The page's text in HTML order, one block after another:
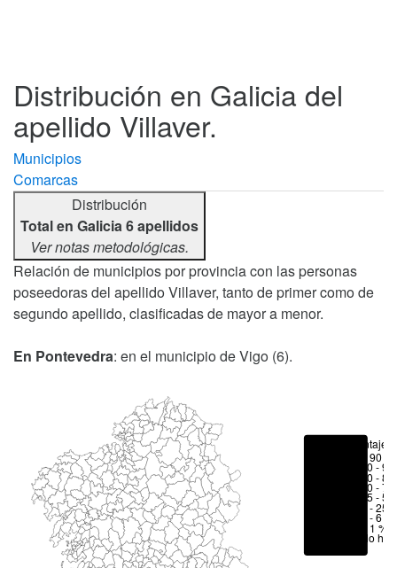
Distribución en Galicia del
apellido Villaver.
Municipios
Comarcas
Distribución
Total en Galicia 6 apellidos
Ver notas metodológicas.
Relación de municipios por provincia con las personas
poseedoras del apellido Villaver, tanto de primer como de
segundo apellido, clasificadas de mayor a menor.
En Pontevedra: en el municipio de Vigo (6).
Porcentajes
> 90 %
80 -
70 -
50 -
25 -
6 - 25
1 - 6 %
< 1 %
No hay